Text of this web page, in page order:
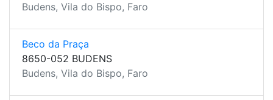
Budens, Vila do Bispo, Faro
Beco da Praça
8650-052 BUDENS
Budens, Vila do Bispo, Faro